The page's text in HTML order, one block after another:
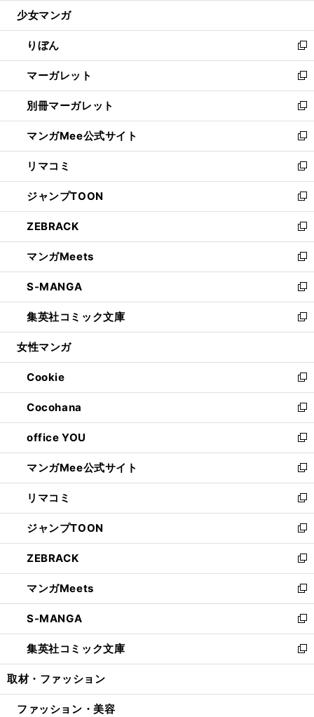
開
く
ウ
で
開
く
ン
ド
ウ
で
開
く
し
ウ
ィ
ン
ド
ウ
で
開
く
少女マンガ
りぼん
新
し
い
ウ
ィ
ン
ド
ウ
で
開
く
マーガレット
新
し
い
ウ
ィ
ン
ド
ウ
で
開
く
別冊マーガレット
新
し
い
ウ
ィ
ン
ド
ウ
で
開
く
マンガMee公式サイト
新
し
い
ウ
ィ
ン
ド
ウ
で
開
く
リマコミ
新
し
い
ウ
ィ
ン
ド
ウ
で
開
く
ジャンプTOON
新
し
い
ウ
ィ
ン
ド
ウ
で
開
ZEBRACK
新
し
い
ウ
ィ
ン
ド
ウ
開
く
マンガMeets
新
し
い
ウ
ィ
ン
ウ
で
開
く
S-MANGA
新
し
い
ウ
ン
ド
ウ
で
開
く
集英社コミック文庫
新
し
ウ
ィ
ン
ド
ウ
で
開
く
女性マンガ
Cookie
新
し
い
ウ
ィ
ン
ド
ウ
で
開
く
Cocohana
新
し
い
ウ
ィ
ン
ド
ウ
で
開
く
office YOU
新
し
い
ウ
ィ
ン
ド
ウ
で
開
く
マンガMee公式サイト
新
し
い
ウ
ィ
ン
ド
ウ
で
開
く
リマコミ
新
し
い
ウ
ィ
ン
ド
ウ
で
開
く
ジャンプTOON
新
し
い
ウ
ィ
ン
ド
ウ
で
開
ZEBRACK
新
し
い
ウ
ィ
ン
ド
ウ
開
マンガMeets
新
し
い
ウ
ィ
ン
ウ
S-MANGA
新
し
い
ウ
ン
集英社コミック文庫
新
し
ウ
取材・ファッション
ファッション・美容